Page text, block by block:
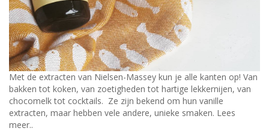
Met de extracten van Nielsen-Massey kun je alle kanten op! Van
bakken tot koken, van zoetigheden tot hartige lekkernijen, van
chocomelk tot cocktails. Ze zijn bekend om hun vanille
extracten, maar hebben vele andere, unieke smaken. Lees
meer..